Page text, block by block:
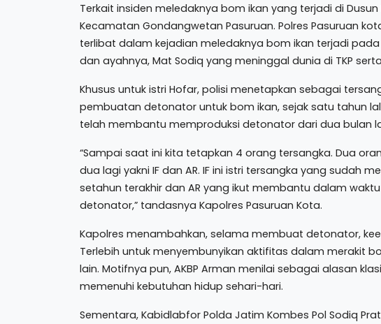
Terkait insiden meledaknya bom ikan yang terjadi di
Kecamatan Gondangwetan Pasuruan. Polres Pasuruan
terlibat dalam kejadian meledaknya bom ikan terjadi
dan ayahnya, Mat Sodiq yang meninggal dunia di TKP
Khusus untuk istri Hofar, polisi menetapkan sebagai
pembuatan detonator untuk bom ikan, sejak satu tahun
telah membantu memproduksi detonator dari dua bulan
“Sampai saat ini kita tetapkan 4 orang tersangka. Dua
dua lagi yakni IF dan AR. IF ini istri tersangka yang sudah
setahun terakhir dan AR yang ikut membantu dalam
detonator,” tandasnya Kapolres Pasuruan Kota.
Kapolres menambahkan, selama membuat detonator,
Terlebih untuk menyembunyikan aktifitas dalam merakit
lain. Motifnya pun, AKBP Arman menilai sebagai alasan
memenuhi kebutuhan hidup sehari-hari.
Sementara, Kabidlabfor Polda Jatim Kombes Pol Sodiq